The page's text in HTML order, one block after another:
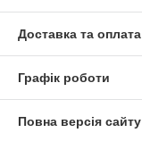
Доставка та оплата
Графік роботи
Повна версія сайту